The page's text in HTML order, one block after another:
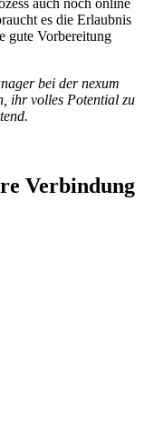
auch noch online
es die Erlaubnis
gute Vorbereitung
bei der nexum
ihr volles Potential zu
Verbindung